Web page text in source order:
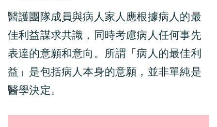
醫護團隊成員與病人家人應根據病人的最
佳利益謀求共識，同時考慮病人任何事先
表達的意願和意向。所謂「病人的最佳利
益」是包括病人本身的意願，並非單純是
醫學決定。